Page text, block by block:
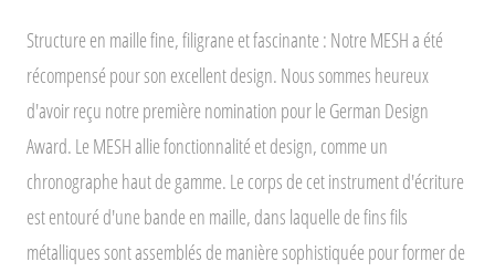
Structure en maille fine, filigrane et fascinante : Notre MESH a été
récompensé pour son excellent design. Nous sommes heureux
d'avoir reçu notre première nomination pour le German Design
Award. Le MESH allie fonctionnalité et design, comme un
chronographe haut de gamme. Le corps de cet instrument d'écriture
est entouré d'une bande en maille, dans laquelle de fins fils
métalliques sont assemblés de manière sophistiquée pour former de